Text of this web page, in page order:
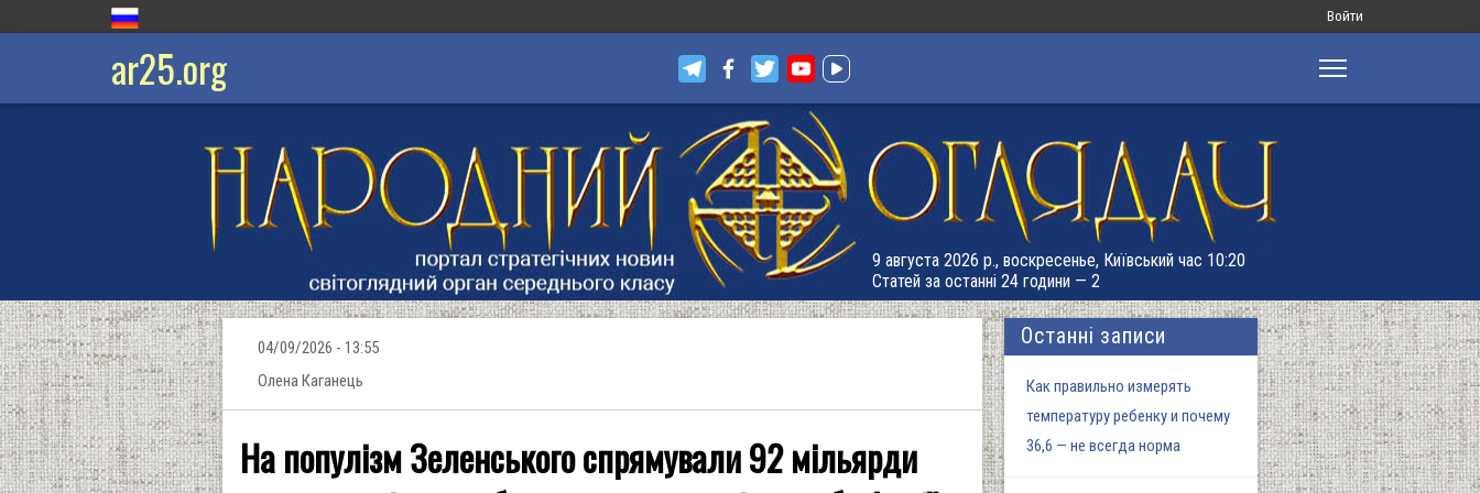
Меню
запису
Войти
ar25.org
9 августа 2026 р., воскресенье, Київський час 10:20
Статей за останні 24 години — 2
04/09/2026 - 13:55
Олена Каганець
На популізм Зеленського спрямували 92 мільярди
Останні записи
Как правильно измерять
температуру ребенку и почему
36,6 — не всегда норма